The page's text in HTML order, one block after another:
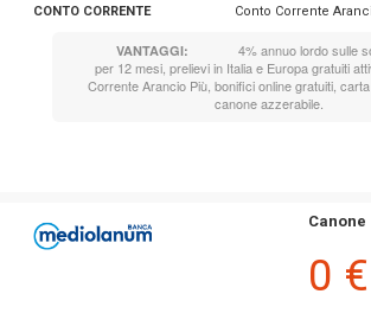
CONTO CORRENTE
Conto Corrente
VANTAGGI:
4% annuo lordo sulle
per 12 mesi, prelievi in Italia e Europa gratuiti
Corrente Arancio Più, bonifici online gratuiti,
canone azzerabile.
Canone
0 €